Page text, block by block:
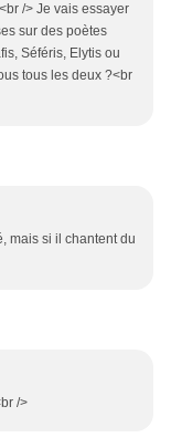
/> Je vais essayer
sur des poètes
Séféris, Elytis ou
tous les deux ?<br
mais si il chantent du
/>